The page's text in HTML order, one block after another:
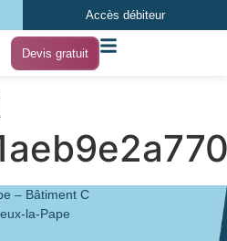
Accès débiteur
Devis gratuit
– Bâtiment C
la-Pape